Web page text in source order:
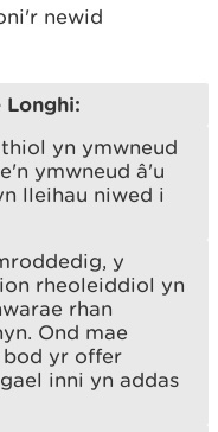
newid
Longhi:
yn ymwneud
ymwneud â'u
lleihau niwed i
y
rheoleiddiol yn
rhan
Ond mae
bod yr offer
inni yn addas